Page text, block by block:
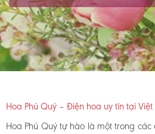
Hoa Phú Quý – Điện hoa uy tín tại
Hoa Phú Quý tự hào là một trong